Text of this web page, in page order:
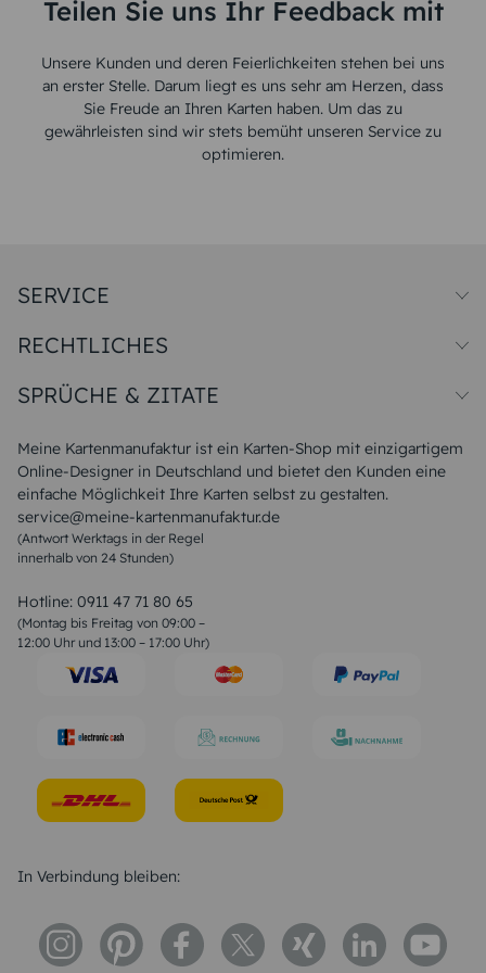
Teilen Sie uns Ihr Feedback mit
Unsere Kunden und deren Feierlichkeiten stehen bei uns
an erster Stelle. Darum liegt es uns sehr am Herzen, dass
Sie Freude an Ihren Karten haben. Um das zu
gewährleisten sind wir stets bemüht unseren Service zu
optimieren.
Meine Kartenmanufaktur ist ein Karten-Shop mit einzigartigem
Online-Designer in Deutschland und bietet den Kunden eine
einfache Möglichkeit Ihre Karten selbst zu gestalten.
service@meine-kartenmanufaktur.de
(Antwort Werktags in der Regel
innerhalb von 24 Stunden)
Hotline: 0911 47 71 80 65
(Montag bis Freitag von 09:00 –
12:00 Uhr und 13:00 – 17:00 Uhr)
SERVICE
Papiersorten
Unsere Produktion
Magazin
FAQ
RECHTLICHES
Widerrufsbelehrung
SPRÜCHE & ZITATE
Liebeskummer Sprüche
Sommer Sprüche
Muttertagssprüche
Sprüche zur Hochzeit
Sprüche zur Konfirmation & Kommunion
Weihnachtsgedichte
Liebessprüche
Geburtstagssprüche
Trauersprüche
Konfirmation Glückwünsche
In Verbindung bleiben: